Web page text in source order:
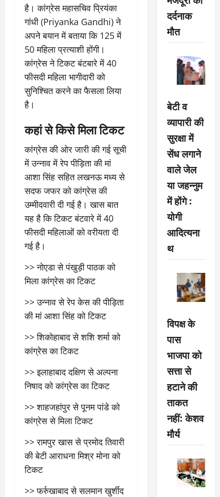
है। कांग्रेस महासचिव प्रियंका
गांधी (Priyanka Gandhi) ने
अपने बयान में बताया कि 125 में
50 महिला प्रत्याशी होंगी।
कांग्रेस ने टिकट बंटबारे में 40
फीसदी महिला भागीदारी को
सुनिश्चित करने का फैसला लिया
है।
कहां से किसे मिला टिकट
कांग्रेस की ओर जारी की गई सूची
में उन्नाव में रेप पीड़िता की मां
आशा सिंह सहित लखनऊ मध्य से
सदफ जफर को कांग्रेस की
उम्मीदवारी दी गई है। खास बात
यह है कि टिकट बंटवारे में 40
फीसदी महिलाओं को वरीयता दी
गई है।
>> नोएडा से पंखुड़ी पाठक को
मिला कांग्रेस का टिकट
>> उन्नाव से रेप केस की पीड़िता
की मां आशा सिंह को टिकट
>> शिकोहाबाद से शशि शर्मा को
कांग्रेस का टिकट
>> इलाहाबाद दक्षिण से अल्पना
निषाद को कांग्रेस का टिकट
>> शाहजहांपुर से पूनम पांडे को
कांग्रेस से मिला टिकट
>> रामपुर खास से प्रमोद तिवारी
की बेटी आराधना मिश्र मोना को
टिकट
>> फर्रुखाबाद से सलमान खुर्शीद
दर्दनाक
मौत
बेटी व
व्यापारी की
सुरक्षा में
सेंध लगाने
वाले जेल
या जहन्नुम
में होंगे :
योगी
आदित्यना
थ
विपक्ष के
पास
भाजपा को
सत्ता से
हटाने की
ताकत
नहीं: केशव
मौर्य